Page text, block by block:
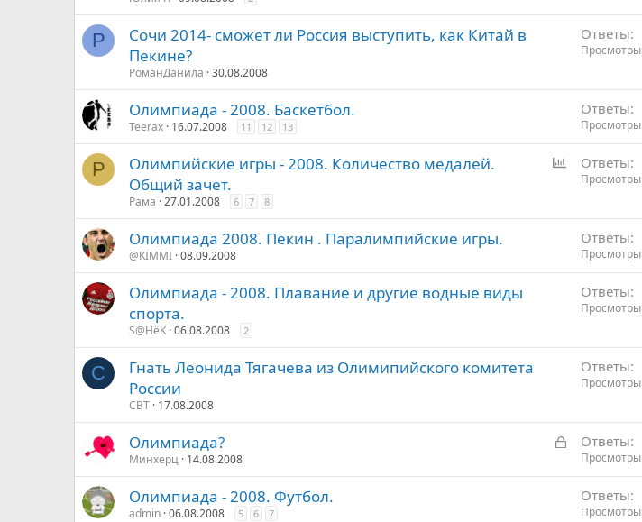
р
е
Р
Сочи 2014- сможет ли Россия выступить, как Китай в
Пекине?
РоманДанила 30.08.2008
Ответы
Просмотры
Олимпиада - 2008. Баскетбол.
Teerax 16.07.2008 11 12 13
Ответы
Просмотры
Р
о
Олимпийские игры - 2008. Количество медалей.
Общий зачет.
Рама 27.01.2008 6 7 8
Ответы
Просмотры
Олимпиада 2008. Пекин . Паралимпийские игры.
@KIMMI 08.09.2008
Ответы
Просмотры
Олимпиада - 2008. Плавание и другие водные виды
спорта.
S@HёK 06.08.2008 2
Ответы
Просмотры
C
Гнать Леонида Тягачева из Олимипийского комитета
России
CВТ 17.08.2008
Ответы
Просмотры
З
к
Олимпиада?
Минхерц 14.08.2008
Ответы
Просмотры
Олимпиада - 2008. Футбол.
admin 06.08.2008 5 6 7
Ответы
Просмотры